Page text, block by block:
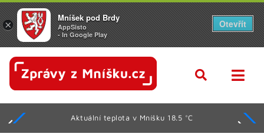
Aktuální teplota v Mníšku 18.5 °C
×
Mníšek pod Brdy
AppSisto
- In Google Play
Otevřít